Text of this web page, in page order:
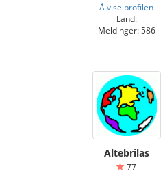
Å vise profilen
Land:
Meldinger: 586
Altebrilas
77